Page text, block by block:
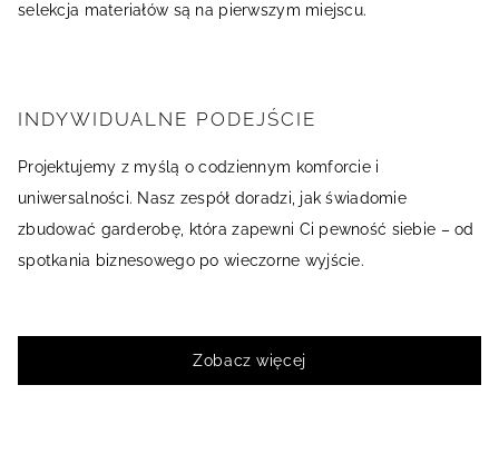
selekcja materiałów są na pierwszym miejscu.
INDYWIDUALNE PODEJŚCIE
Projektujemy z myślą o codziennym komforcie i
uniwersalności. Nasz zespół doradzi, jak świadomie
zbudować garderobę, która zapewni Ci pewność siebie – od
spotkania biznesowego po wieczorne wyjście.
Zobacz więcej